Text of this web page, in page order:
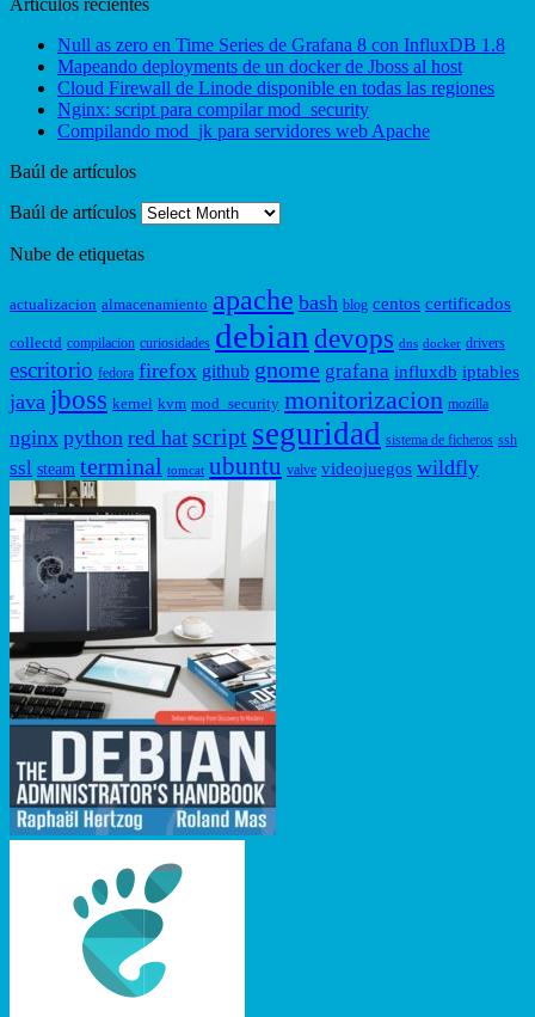
Null as zero en Time Series de Grafana 8 con InfluxDB 1.8
Mapeando deployments de un docker de Jboss al host
Cloud Firewall de Linode disponible en todas las regiones
Nginx: script para compilar mod_security
Compilando mod_jk para servidores web Apache
Baúl de artículos
Baúl de artículos
Nube de etiquetas
actualizacion almacenamiento apache bash blog centos certificados
collectd compilacion curiosidades debian devops dns docker drivers
escritorio fedora firefox github gnome grafana influxdb iptables
java jboss kernel kvm mod_security monitorizacion mozilla
nginx python red hat script seguridad sistema de ficheros ssh
ssl steam terminal tomcat ubuntu valve videojuegos wildfly